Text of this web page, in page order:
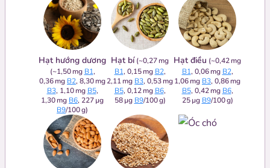
Hạt hướng dương
(~1,50 mg B1,
0,36 mg B2, 8,30 mg
B3, 1,10 mg B5,
1,30 mg B6, 227 µg
B9/100 g)
Hạt bí(~0,27 mg
B1, 0,15 mg B2,
2,11 mg B3, 0,53 mg
B5, 0,12 mg B6,
58 µg B9/100 g)
Hạt điều (~0,42 mg
B1, 0,06 mg B2,
1,06 mg B3, 0,86 mg
B5, 0,42 mg B6,
25 µg B9/100 g)